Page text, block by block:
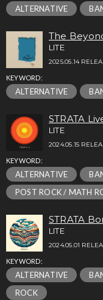
ALTERNATIVE
The
LITE
2025.05.14
KEYWORD:
ALTERNATIVE
STRATA
LITE
2024.05.15
KEYWORD:
ALTERNATIVE
POST ROCK / MATH
STRATA
LITE
2024.05.01
KEYWORD:
ALTERNATIVE
ROCK